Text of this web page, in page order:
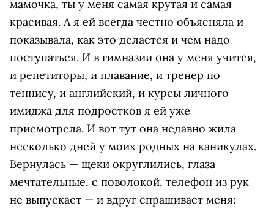
мамочка, ты у меня самая крутая и самая
красивая. А я ей всегда честно объясняла и
показывала, как это делается и чем надо
поступаться. И в гимназии она у меня учится,
и репетиторы, и плавание, и тренер по
теннису, и английский, и курсы личного
имиджа для подростков я ей уже
присмотрела. И вот тут она недавно жила
несколько дней у моих родных на каникулах.
Вернулась — щеки округлились, глаза
мечтательные, с поволокой, телефон из рук
не выпускает — и вдруг спрашивает меня: